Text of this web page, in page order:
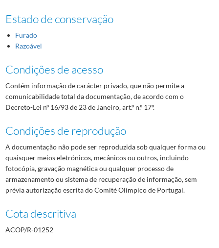
Estado de conservação
Furado
Razoável
Condições de acesso
Contém informação de carácter privado, que não permite a
comunicabilidade total da documentação, de acordo com o
Decreto-Lei nº 16/93 de 23 de Janeiro, art.º n.º 17º.
Condições de reprodução
A documentação não pode ser reproduzida sob qualquer forma ou
quaisquer meios eletrónicos, mecânicos ou outros, incluindo
fotocópia, gravação magnética ou qualquer processo de
armazenamento ou sistema de recuperação de informação, sem
prévia autorização escrita do Comité Olímpico de Portugal.
Cota descritiva
ACOP/R-01252